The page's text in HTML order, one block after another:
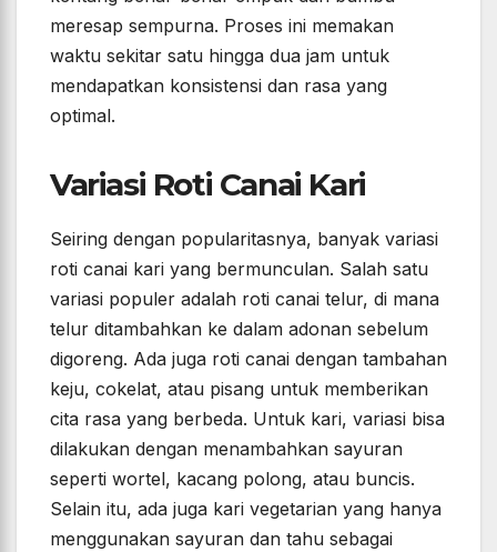
meresap sempurna. Proses ini memakan
waktu sekitar satu hingga dua jam untuk
mendapatkan konsistensi dan rasa yang
optimal.
Variasi Roti Canai Kari
Seiring dengan popularitasnya, banyak variasi
roti canai kari yang bermunculan. Salah satu
variasi populer adalah roti canai telur, di mana
telur ditambahkan ke dalam adonan sebelum
digoreng. Ada juga roti canai dengan tambahan
keju, cokelat, atau pisang untuk memberikan
cita rasa yang berbeda. Untuk kari, variasi bisa
dilakukan dengan menambahkan sayuran
seperti wortel, kacang polong, atau buncis.
Selain itu, ada juga kari vegetarian yang hanya
menggunakan sayuran dan tahu sebagai